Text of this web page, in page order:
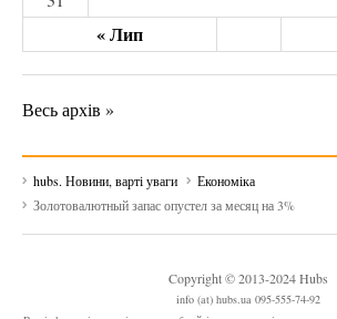
« Лип
Весь архів »
hubs. Новини, варті уваги
Економіка
Золотовалютный запас опустел за месяц на 3%
Copyright © 2013-2024 Hubs
info (at) hubs.ua 095-555-74-92